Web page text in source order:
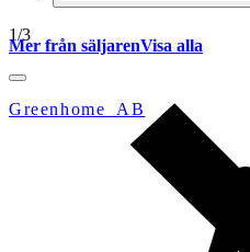
1/3
Greenhome_AB
Mer från säljarenVisa alla